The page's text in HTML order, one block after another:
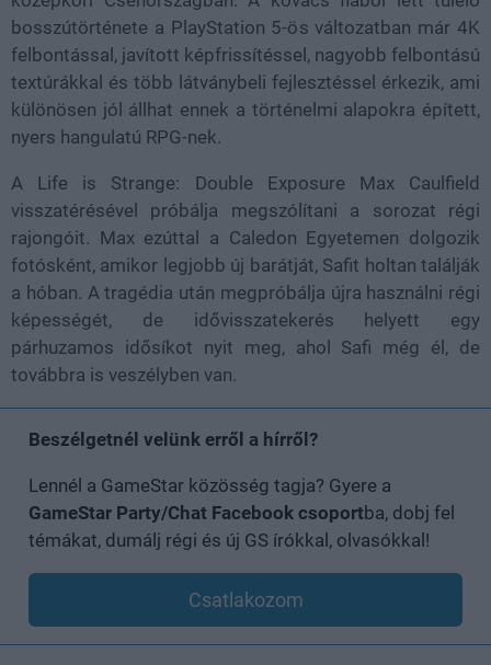
bosszútörténete a PlayStation 5-ös változatban már 4K
felbontással, javított képfrissítéssel, nagyobb felbontású
textúrákkal és több látványbeli fejlesztéssel érkezik, ami
különösen jól állhat ennek a történelmi alapokra épített,
nyers hangulatú RPG-nek.
A Life is Strange: Double Exposure Max Caulfield
visszatérésével próbálja megszólítani a sorozat régi
rajongóit. Max ezúttal a Caledon Egyetemen dolgozik
fotósként, amikor legjobb új barátját, Safit holtan találják
a hóban. A tragédia után megpróbálja újra használni régi
képességét, de idővisszatekerés helyett egy
párhuzamos idősíkot nyit meg, ahol Safi még él, de
továbbra is veszélyben van.
Beszélgetnél velünk erről a hírről?
Lennél a GameStar közösség tagja? Gyere a
GameStar Party/Chat Facebook csoportba, dobj fel
témákat, dumálj régi és új GS írókkal, olvasókkal!
Csatlakozom